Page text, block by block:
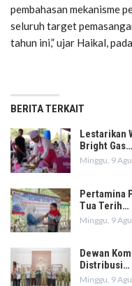
pembahasan mekanisme
seluruh target
tahun ini,” ujar Haikal,
BERITA TERKAIT
Lestarikan
Bright Gas…
Minggu, 9
Pertamina
Tua Terih…
Minggu, 9
Dewan
Distribusi…
Minggu, 9